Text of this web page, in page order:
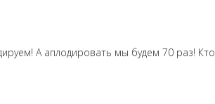
А аплодировать мы будем 70 раз! Кто